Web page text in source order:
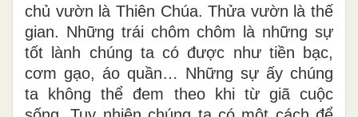
chủ vườn là Thiên Chúa. Thửa vườn là thế
gian. Những trái chôm chôm là những sự
tốt lành chúng ta có được như tiền bạc,
cơm gạo, áo quần… Những sự ấy chúng
ta không thể đem theo khi từ giã cuộc